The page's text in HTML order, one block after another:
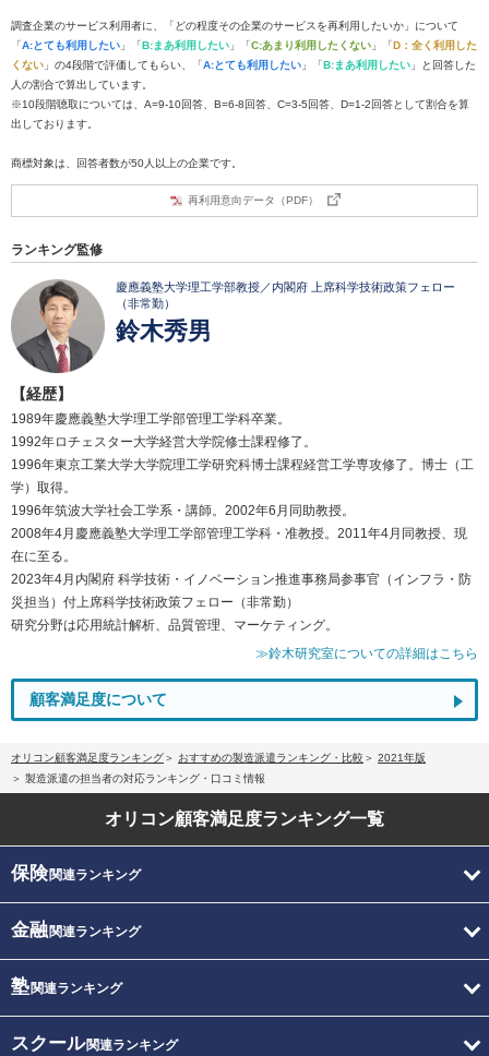
調査企業のサービス利用者に、「どの程度その企業のサービスを再利用したいか」について
「A:とても利用したい 」「B:まあ利用したい 」「C:あまり利用したくない 」「D：全く利用した
くない 」の4段階で評価してもらい、「A:とても利用したい 」「B:まあ利用したい 」と回答した
人の割合で算出しています。
※10段階聴取については、A=9-10回答、B=6-8回答、C=3-5回答、D=1-2回答として割合を算
出しております。
商標対象は、回答者数が50人以上の企業です。
再利用意向データ（PDF）
ランキング監修
慶應義塾大学理工学部教授／内閣府 上席科学技術政策フェロー
（非常勤）
鈴木秀男
【経歴】
1989年慶應義塾大学理工学部管理工学科卒業。
1992年ロチェスター大学経営大学院修士課程修了。
1996年東京工業大学大学院理工学研究科博士課程経営工学専攻修了。博士（工
学）取得。
1996年筑波大学社会工学系・講師。2002年6月同助教授。
2008年4月慶應義塾大学理工学部管理工学科・准教授。2011年4月同教授、現
在に至る。
2023年4月内閣府 科学技術・イノベーション推進事務局参事官（インフラ・防
災担当）付上席科学技術政策フェロー（非常勤）
研究分野は応用統計解析、品質管理、マーケティング。
≫鈴木研究室についての詳細はこちら
顧客満足度について
オリコン顧客満足度ランキング おすすめの製造派遣ランキング・比較
2021年版
製造派遣の担当者の対応ランキング・口コミ情報
オリコン顧客満足度ランキング一覧
保険関連ランキング
金融関連ランキング
塾関連ランキング
スクール関連ランキング